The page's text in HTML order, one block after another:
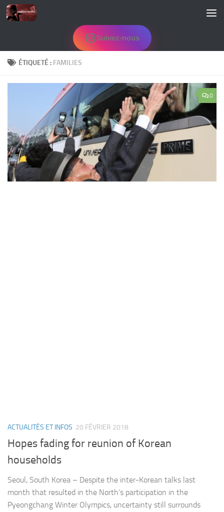
Skip to content
Suivez-nous
ÉTIQUETÉ : FAMILIES
0
ACTUALITÉS ET INFOS 20 FÉVRIER 2018
Hopes fading for reunion of Korean
households
Seoul, South Korea – Despite the inter-Korean talks last
month that resulted in the North’s participation in the
Pyeongchang Winter Olympics, uncertainty still surrounds